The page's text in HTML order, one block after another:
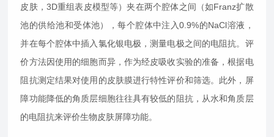
皮肤，3D重组表皮模型等）夹在两个腔体之间（如Franz扩散
池的供给池和受体池），每个腔体中注入0.9%的NaCl溶液，
并在每个腔体中插入氯化银电极，测量电极之间的电阻抗。评
价方法因使用的细胞而异，作为经皮吸收实验的准备，根据电
阻抗测定结果对使用的皮肤膜进行特性评价和筛选。此外，屏
障功能降低的角质层细胞往往具有较低的阻抗，从水和角质层
的电阻抗来评价生物皮肤屏障功能。